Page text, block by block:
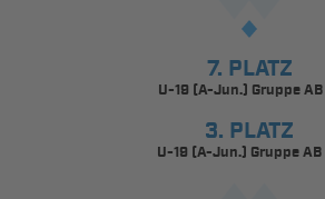
7. PLATZ
U-19 (A-Jun.) Gruppe AB
3. PLATZ
U-19 (A-Jun.) Gruppe AB